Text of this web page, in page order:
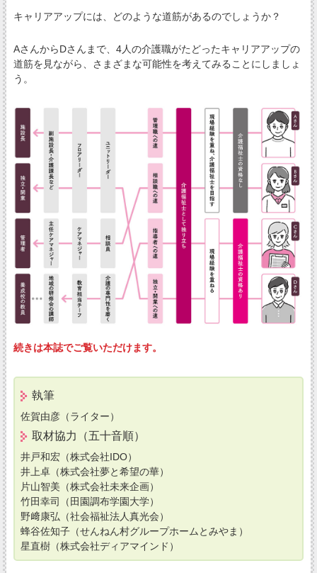
キャリアアップには、どのような道筋があるのでしょうか？
AさんからDさんまで、4人の介護職がたどったキャリアアップの
道筋を見ながら、さまざまな可能性を考えてみることにしましょ
う。
続きは本誌でご覧いただけます。
執筆
佐賀由彦（ライター）
取材協力（五十音順）
井戸和宏（株式会社IDO）
井上卓（株式会社夢と希望の華）
片山智美（株式会社未来企画）
竹田幸司（田園調布学園大学）
野﨑康弘（社会福祉法人真光会）
蜂谷佐知子（せんねん村グループホームとみやま）
星直樹（株式会社ディアマインド）